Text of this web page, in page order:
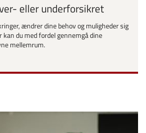
eller underforsikret
ændrer dine behov og muligheder sig
du med fordel gennemgå dine
mellemrum.